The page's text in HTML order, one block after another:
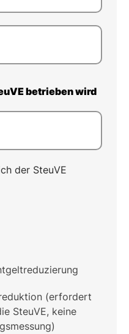
betrieben wird
der SteuVE
(erfordert
SteuVE, keine